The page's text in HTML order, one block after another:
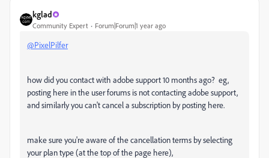
kglad
Community Expert Forum|Forum|1 year ago
@PixelPilfer
how did you contact with adobe support 10 months ago? eg,
posting here in the user forums is not contacting adobe support,
and similarly you can't cancel a subscription by posting here.
make sure you're aware of the cancellation terms by selecting
your plan type (at the top of the page here),